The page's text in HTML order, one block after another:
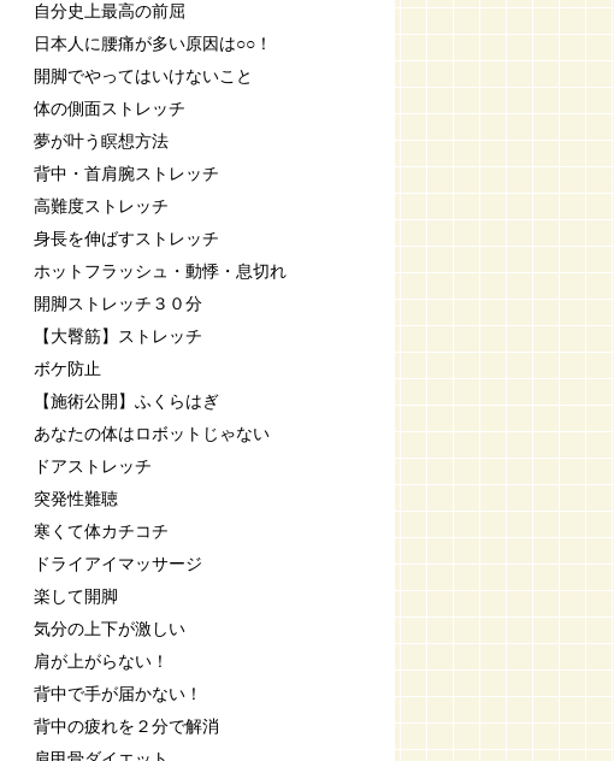
自分史上最高の前屈
日本人に腰痛が多い原因は○○！
開脚でやってはいけないこと
体の側面ストレッチ
夢が叶う瞑想方法
背中・首肩腕ストレッチ
高難度ストレッチ
身長を伸ばすストレッチ
ホットフラッシュ・動悸・息切れ
開脚ストレッチ３０分
【大臀筋】ストレッチ
ボケ防止
【施術公開】ふくらはぎ
あなたの体はロボットじゃない
ドアストレッチ
突発性難聴
寒くて体カチコチ
ドライアイマッサージ
楽して開脚
気分の上下が激しい
肩が上がらない！
背中で手が届かない！
背中の疲れを２分で解消